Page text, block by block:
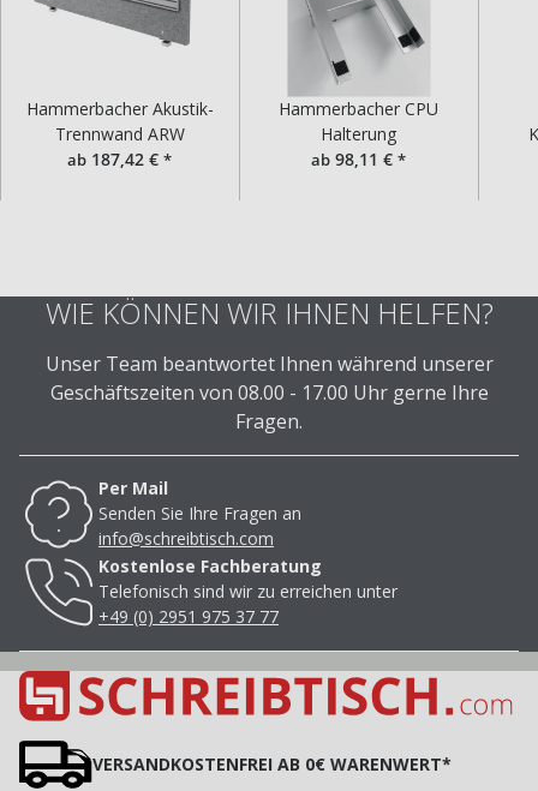
Hammerbacher Akustik-
Trennwand ARW
ab 187,42 € *
Hammerbacher CPU
Halterung
ab 98,11 € *
WIE KÖNNEN WIR IHNEN HELFEN?
Unser Team beantwortet Ihnen während unserer
Geschäftszeiten von 08.00 - 17.00 Uhr gerne Ihre
Fragen.
Per Mail
Senden Sie Ihre Fragen an
info@schreibtisch.com
Kostenlose Fachberatung
Telefonisch sind wir zu erreichen unter
+49 (0) 2951 975 37 77
VERSANDKOSTENFREI AB 0€ WARENWERT*